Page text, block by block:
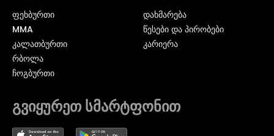
ᲤᲔᲮᲑᲣᲠᲗᲘ
MMA
ᲙᲐᲚᲐᲗᲑᲣᲠᲗᲘ
ᲠᲑᲝᲚᲐ
ᲩᲝᲒᲑᲣᲠᲗᲘ
დახმარება
წესები და პირობები
კარიერა
გვიყურეთ სმარტფონით